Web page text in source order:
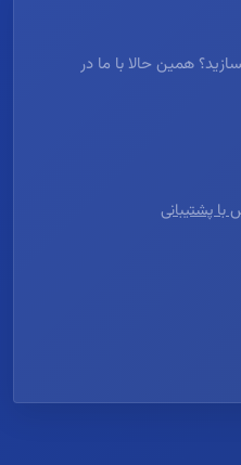
همین حالا با ما در
با پشتیبانی